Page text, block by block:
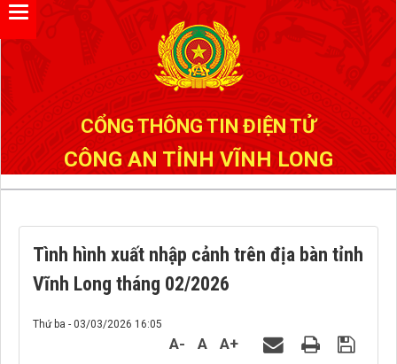
CỔNG THÔNG TIN ĐIỆN TỬ
CÔNG AN TỈNH VĨNH LONG
Tình hình xuất nhập cảnh trên địa bàn tỉnh
Vĩnh Long tháng 02/2026
Thứ ba - 03/03/2026 16:05
A- A A+